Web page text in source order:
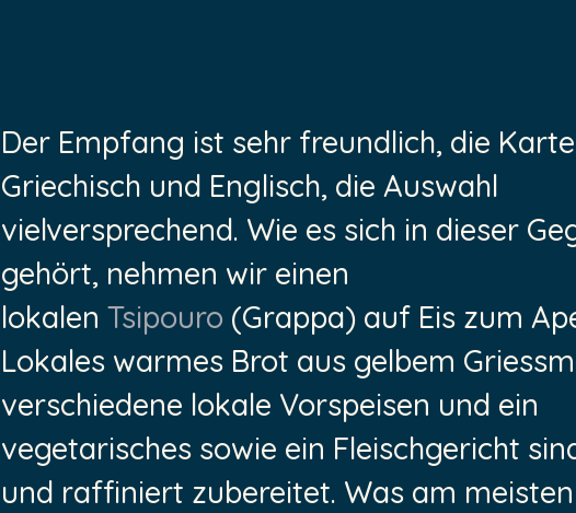
Der Empfang ist sehr freundlich, die
Griechisch und Englisch, die Auswahl
vielversprechend. Wie es sich in dieser
gehört, nehmen wir einen
lokalen Tsipouro (Grappa) auf Eis zum
Lokales warmes Brot aus gelbem
verschiedene lokale Vorspeisen und ein
vegetarisches sowie ein Fleischgericht
und raffiniert zubereitet. Was am meisten